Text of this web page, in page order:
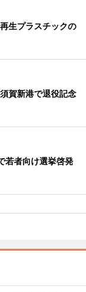
生プラスチックの
賀新港で退役記念
若者向け選挙啓発